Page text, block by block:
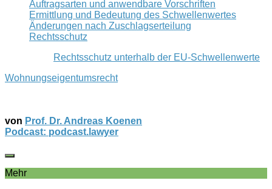
Auftragsarten und anwendbare Vorschriften
Ermittlung und Bedeutung des Schwellenwertes
Änderungen nach Zuschlagserteilung
Rechtsschutz
Rechtsschutz unterhalb der EU-Schwellenwerte
Wohnungseigentumsrecht
von Prof. Dr. Andreas Koenen
Podcast: podcast.lawyer
Mehr